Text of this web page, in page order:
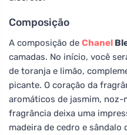
Composição
A composição de Chanel
camadas. No início, você
de toranja e limão,
picante. O coração da
aromáticos de jasmim, noz-
fragrância deixa uma
madeira de cedro e sândalo